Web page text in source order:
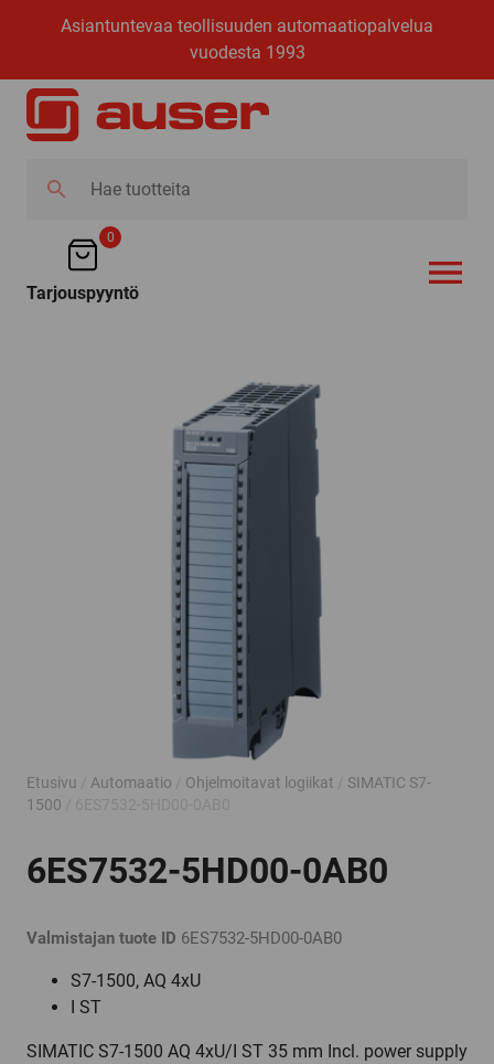
Asiantuntevaa teollisuuden automaatiopalvelua
vuodesta 1993
tuotteita
0
Tarjouspyyntö
Etusivu Automaatio Ohjelmoitavat logiikat
SIMATIC S7-
1500
6ES7532-5HD00-0AB0
Valmistajan tuote ID 6ES7532-5HD00-0AB0
S7-1500, AQ 4xU
I ST
SIMATIC S7-1500 AQ 4xU/I ST 35 mm Incl. power supply